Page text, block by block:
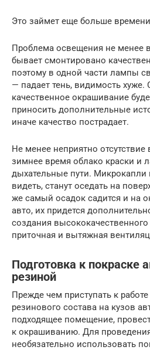
Это займет еще больше
Проблема освещения не менее
бывает смонтировано
поэтому в одной части лампы
— падает тень, видимость хуже.
качественное окрашивание
приносить дополнительные
иначе качество пострадает.
Не менее неприятно отсутствие
зимнее время облако краски и
дыхательные пути. Микрокапли
видеть, станут оседать на
же самый осадок садится и на
авто, их придется
создания
приточная и вытяжная
Подготовка к покраске
резиной
Прежде чем приступать к
резинового состава на кузов
подходящее помещение,
к окрашиванию. Для
необязательно использовать